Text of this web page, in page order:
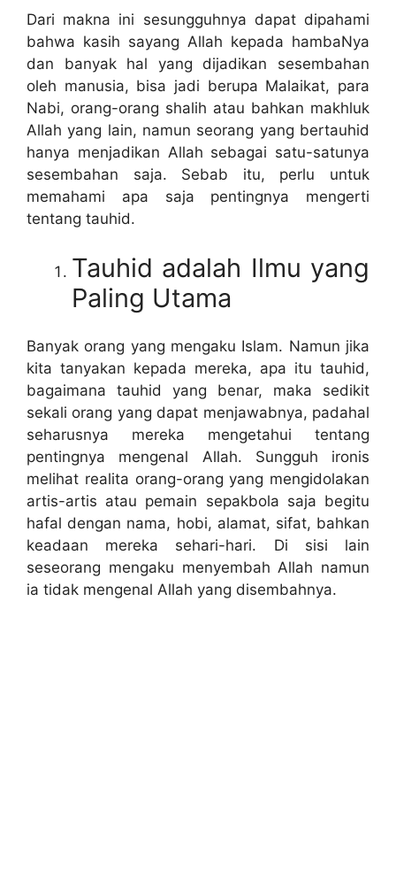
Dari makna ini sesungguhnya dapat dipahami
bahwa kasih sayang Allah kepada hambaNya
dan banyak hal yang dijadikan sesembahan
oleh manusia, bisa jadi berupa Malaikat, para
Nabi, orang-orang shalih atau bahkan makhluk
Allah yang lain, namun seorang yang bertauhid
hanya menjadikan Allah sebagai satu-satunya
sesembahan saja. Sebab itu, perlu untuk
memahami apa saja pentingnya mengerti
tentang tauhid.
Tauhid adalah Ilmu yang
Paling Utama
Banyak orang yang mengaku Islam. Namun jika
kita tanyakan kepada mereka, apa itu tauhid,
bagaimana tauhid yang benar, maka sedikit
sekali orang yang dapat menjawabnya, padahal
seharusnya mereka mengetahui tentang
pentingnya mengenal Allah. Sungguh ironis
melihat realita orang-orang yang mengidolakan
artis-artis atau pemain sepakbola saja begitu
hafal dengan nama, hobi, alamat, sifat, bahkan
keadaan mereka sehari-hari. Di sisi lain
seseorang mengaku menyembah Allah namun
ia tidak mengenal Allah yang disembahnya.